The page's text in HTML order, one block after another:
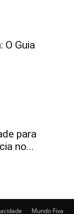
O Guia
para
no...
Mundo Fixa